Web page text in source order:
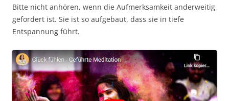
Bitte nicht anhören, wenn die Aufmerksamkeit anderweitig
gefordert ist. Sie ist so aufgebaut, dass sie in tiefe
Entspannung führt.